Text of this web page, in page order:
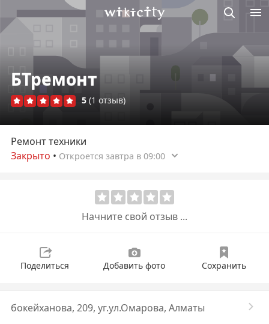
Викисити
БТремонт
5 (1 отзыв)
Ремонт техники
Закрыто • Откроется завтра в 09:00
Начните свой отзыв ...
Поделиться Добавить фото Сохранить
бокейханова, 209, уг.ул.Омарова, Алматы